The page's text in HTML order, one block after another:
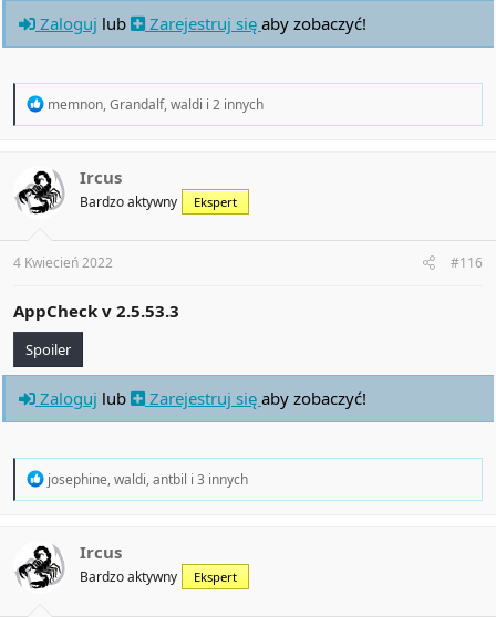
Zaloguj lub Zarejestruj się aby zobaczyć!
R
t
i
o
s
:
memnon,Grandalf,waldi i 2 innych
Ircus
Bardzo aktywny Ekspert
4 Kwiecień 2022 #116
AppCheck v 2.5.53.3
Spoiler
Zaloguj lub Zarejestruj się aby zobaczyć!
R
t
i
o
josephine,waldi,antbil i 3 innych
Ircus
Bardzo aktywny Ekspert